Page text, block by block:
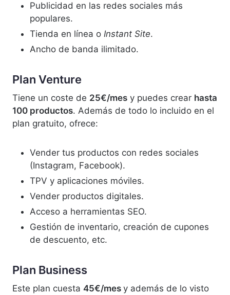
Publicidad en las redes sociales más
populares.
Tienda en línea o Instant Site.
Ancho de banda ilimitado.
Plan Venture
Tiene un coste de 25€/mes y puedes crear hasta
100 productos. Además de todo lo incluido en el
plan gratuito, ofrece:
Vender tus productos con redes sociales
(Instagram, Facebook).
TPV y aplicaciones móviles.
Vender productos digitales.
Acceso a herramientas SEO.
Gestión de inventario, creación de cupones
de descuento, etc.
Plan Business
Este plan cuesta 45€/mes y además de lo visto